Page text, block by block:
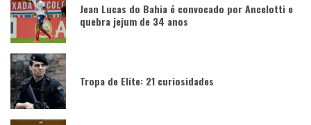
Jean Lucas do Bahia é convocado por Ancelotti e
quebra jejum de 34 anos
Tropa de Elite: 21 curiosidades